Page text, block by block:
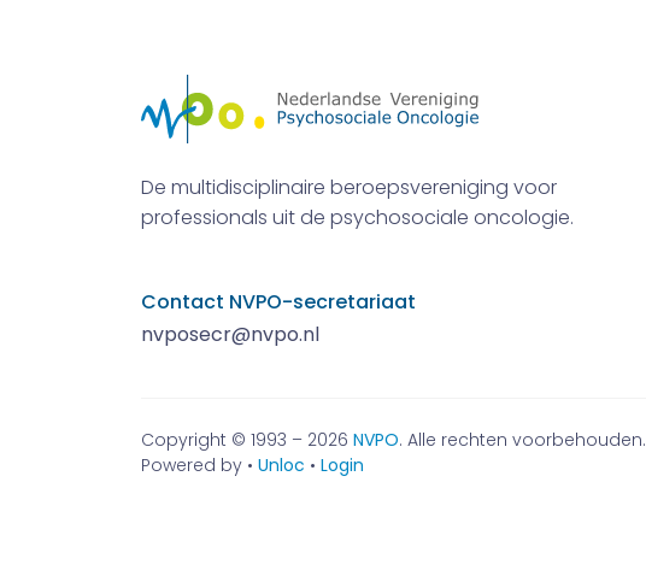
De multidisciplinaire beroepsvereniging voor
professionals uit de psychosociale oncologie.
Contact NVPO-secretariaat
nvposecr@nvpo.nl
Copyright © 1993 – 2026 NVPO. Alle rechten voorbehouden.
Powered by • Unloc • Login